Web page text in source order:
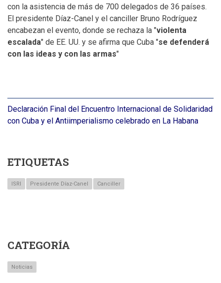
con la asistencia de más de 700 delegados de 36 países.
El presidente Díaz-Canel y el canciller Bruno Rodríguez
encabezan el evento, donde se rechaza la "violenta
escalada" de EE. UU. y se afirma que Cuba "se defenderá
con las ideas y con las armas"
Declaración Final del Encuentro Internacional de Solidaridad
con Cuba y el Antiimperialismo celebrado en La Habana
ETIQUETAS
ISRI Presidente Díaz-Canel Canciller
CATEGORÍA
Noticias